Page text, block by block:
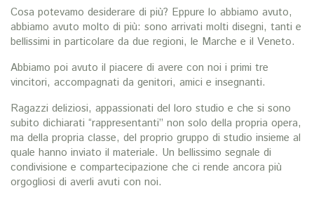
Cosa potevamo desiderare di più? Eppure lo abbiamo avuto,
abbiamo avuto molto di più: sono arrivati molti disegni, tanti e
bellissimi in particolare da due regioni, le Marche e il Veneto.
Abbiamo poi avuto il piacere di avere con noi i primi tre
vincitori, accompagnati da genitori, amici e insegnanti.
Ragazzi deliziosi, appassionati del loro studio e che si sono
subito dichiarati “rappresentanti” non solo della propria opera,
ma della propria classe, del proprio gruppo di studio insieme al
quale hanno inviato il materiale. Un bellissimo segnale di
condivisione e compartecipazione che ci rende ancora più
orgogliosi di averli avuti con noi.